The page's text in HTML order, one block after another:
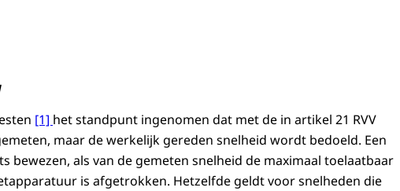
[1] het standpunt ingenomen dat met de in artikel 21 RVV
maar de werkelijk gereden snelheid wordt bedoeld. Een
bewezen, als van de gemeten snelheid de maximaal toelaatbaar
is afgetrokken. Hetzelfde geldt voor snelheden die